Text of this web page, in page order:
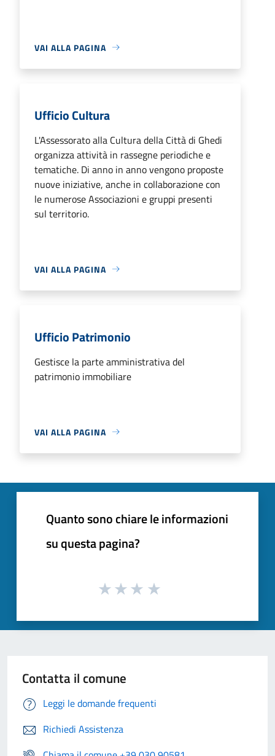
VAI ALLA PAGINA
Ufficio Cultura
L'Assessorato alla Cultura della Città di Ghedi
organizza attività in rassegne periodiche e
tematiche. Di anno in anno vengono proposte
nuove iniziative, anche in collaborazione con
le numerose Associazioni e gruppi presenti
sul territorio.
VAI ALLA PAGINA
Ufficio Patrimonio
Gestisce la parte amministrativa del
patrimonio immobiliare
VAI ALLA PAGINA
Quanto sono chiare le informazioni
su questa pagina?
Contatta il comune
Leggi le domande frequenti
Richiedi Assistenza